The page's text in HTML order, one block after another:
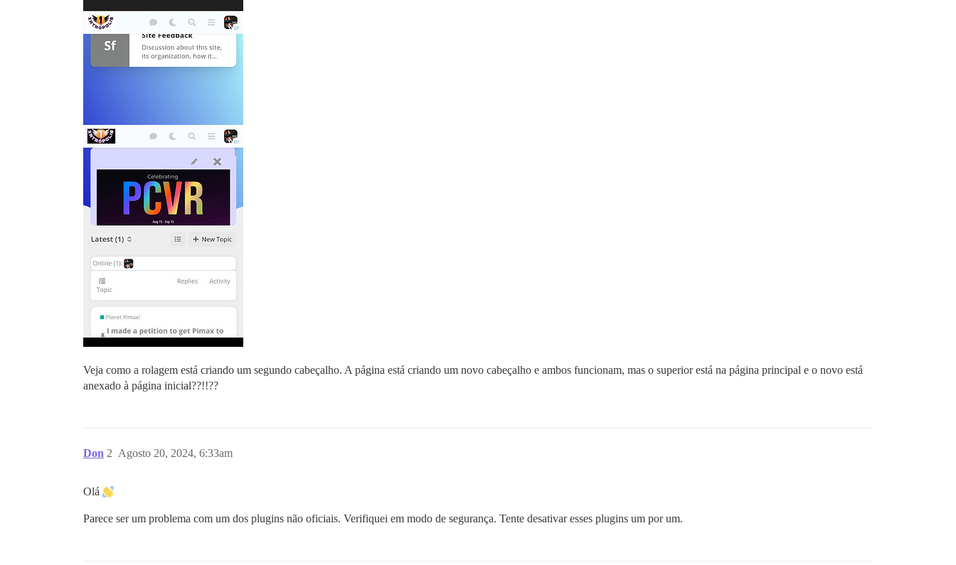
Veja como a rolagem está criando um segundo cabeçalho. A página está criando um novo cabeçalho e ambos funcionam, mas o superior está na página principal e o novo está
anexado à página inicial??!!??
Don Agosto 20, 2024, 6:33am
2
Olá
Parece ser um problema com um dos plugins não oficiais. Verifiquei em modo de segurança. Tente desativar esses plugins um por um.